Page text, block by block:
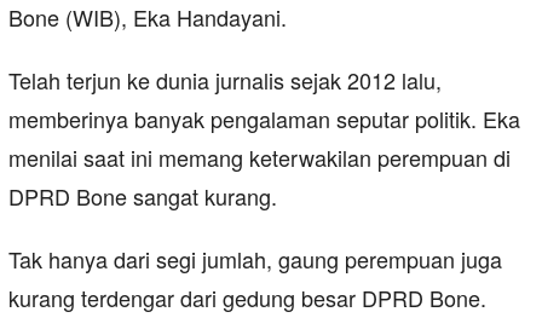
Bone (WIB), Eka Handayani.
Telah terjun ke dunia jurnalis sejak 2012 lalu,
memberinya banyak pengalaman seputar politik. Eka
menilai saat ini memang keterwakilan perempuan di
DPRD Bone sangat kurang.
Tak hanya dari segi jumlah, gaung perempuan juga
kurang terdengar dari gedung besar DPRD Bone.